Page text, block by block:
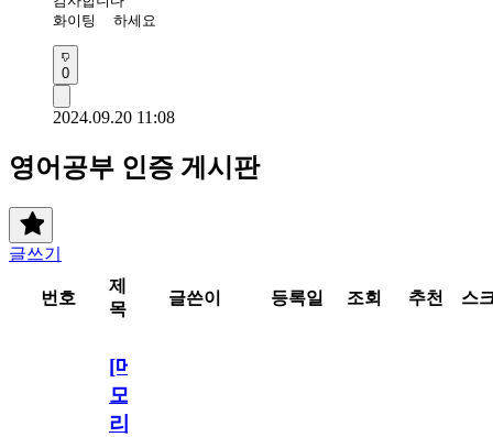
화이팅  하세요
0
2024.09.20 11:08
영어공부 인증 게시판
글쓰기
번호
제
목
글쓴이 등록일 조회 추천 스
[메
모
리